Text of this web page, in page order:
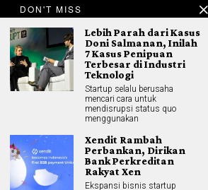
All rights reserved. Hybrid.co.id
HOME
GADGET
REVIEW
GAME NEWS AI (NEW TECH)
DON'T MISS
Lebih Parah dari Kasus
Doni Salmanan, Inilah
7 Kasus Penipuan
Terbesar di Industri
Teknologi
Startup selalu berusaha
mencari cara untuk
mendisrupsi status quo
menggunakan
Xendit Rambah
Perbankan, Dirikan
Bank Perkreditan
Rakyat Xen
Ekspansi bisnis startup